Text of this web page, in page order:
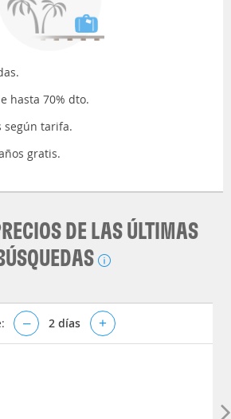
hasta 70% dto.
según tarifa.
gratis.
DE LAS ÚLTIMAS
– 2 días +